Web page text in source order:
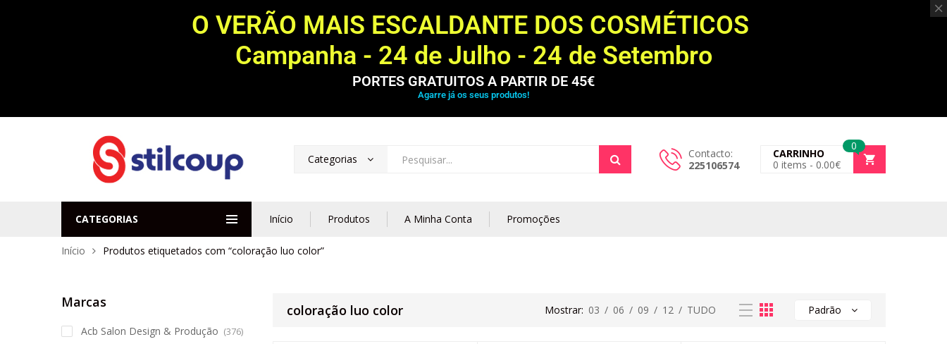
O VERÃO MAIS ESCALDANTE DOS COSMÉTICOS
Campanha - 24 de Julho - 24 de Setembro
PORTES GRATUITOS A PARTIR DE 45€
Agarre já os seus produtos!
Categorias
Contacto:
225106574
0
CARRINHO
0 items - 0.00€
CATEGORIAS Início Produtos A Minha Conta Promoções
Início Produtos etiquetados com “coloração luo color”
coloração luo color Mostrar: 03 / 06 / 09 / 12 / TUDO Padrão
Marcas
Acb Salon Design & Produção (376)